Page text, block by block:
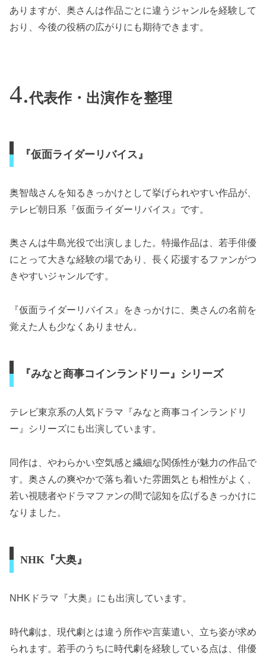
ありますが、奥さんは作品ごとに違うジャンルを経験して
おり、今後の役柄の広がりにも期待できます。
代表作・出演作を整理
『仮面ライダーリバイス』
奥智哉さんを知るきっかけとして挙げられやすい作品が、
テレビ朝日系『仮面ライダーリバイス』です。
奥さんは牛島光役で出演しました。特撮作品は、若手俳優
にとって大きな経験の場であり、長く応援するファンがつ
きやすいジャンルです。
『仮面ライダーリバイス』をきっかけに、奥さんの名前を
覚えた人も少なくありません。
『みなと商事コインランドリー』シリーズ
テレビ東京系の人気ドラマ『みなと商事コインランドリ
ー』シリーズにも出演しています。
同作は、やわらかい空気感と繊細な関係性が魅力の作品で
す。奥さんの爽やかで落ち着いた雰囲気とも相性がよく、
若い視聴者やドラマファンの間で認知を広げるきっかけに
なりました。
NHK『大奥』
NHKドラマ『大奥』にも出演しています。
時代劇は、現代劇とは違う所作や言葉遣い、立ち姿が求め
られます。若手のうちに時代劇を経験している点は、俳優